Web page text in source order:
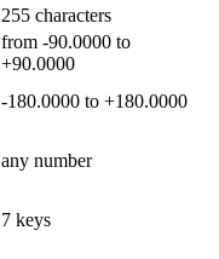
255 characters
from -90.0000 to
+90.0000
-180.0000 to +180.0000
any number
7 keys